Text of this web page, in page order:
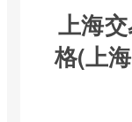
上海
格(上